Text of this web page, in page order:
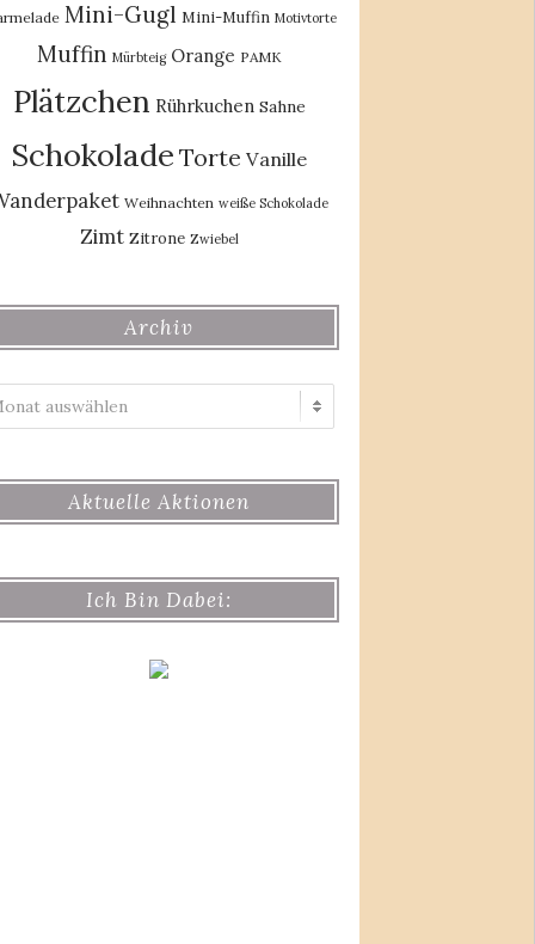
Mini-Gugl Mini-Muffin Motivtorte
Muffin Mürbteig Orange PAMK
Plätzchen Rührkuchen Sahne
Schokolade Torte Vanille
Weihnachten weiße Schokolade
Zimt Zitrone Zwiebel
Archiv
Aktuelle Aktionen
Ich Bin Dabei: